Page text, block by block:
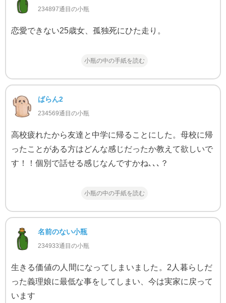
234897通目の小瓶
恋愛できない25歳女、孤独死にひた走り。
小瓶の中の手紙を読む
ばらん2
234569通目の小瓶
高校疲れたから友達と中学に帰ることにした。母校に帰
ったことがある方はどんな感じだったか教えて欲しいで
す！！個別で話せる感じなんですかね､､､？
小瓶の中の手紙を読む
名前のない小瓶
234933通目の小瓶
生きる価値の人間になってしまいました。2人暮らしだ
った義理娘に最低な事をしてしまい、今は実家に戻って
います